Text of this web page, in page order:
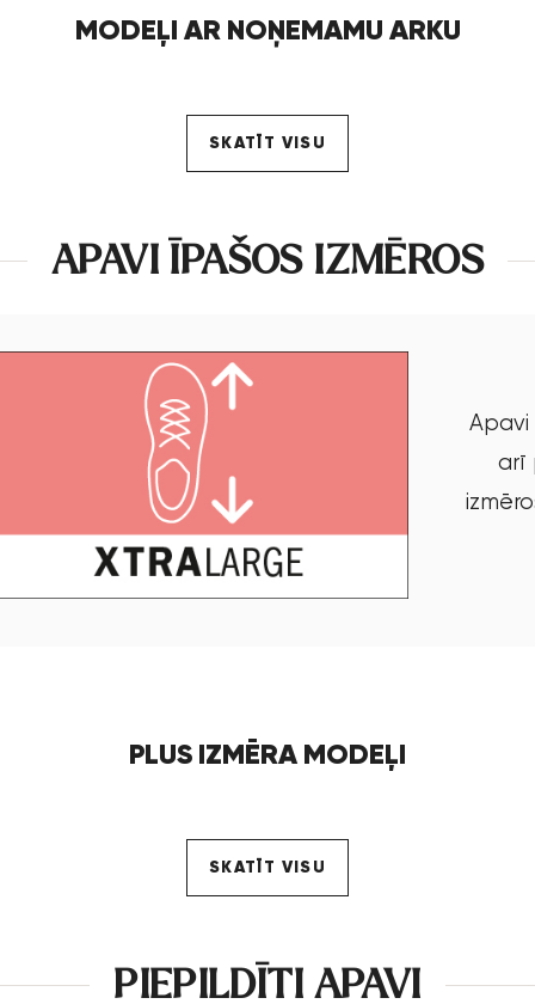
MODEĻI AR NOŅEMAMU ARKU
SKATĪT VISU
APAVI ĪPAŠOS IZMĒROS
Apavi
arī
PLUS IZMĒRA MODEĻI
SKATĪT VISU
PIEPILDĪTI APAVI